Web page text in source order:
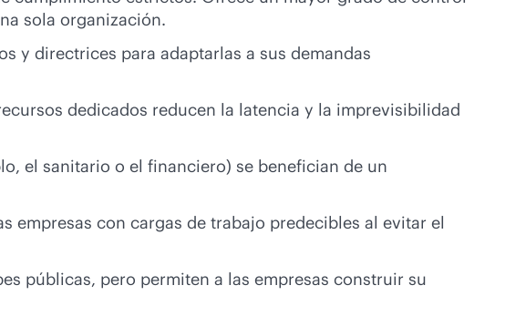
sola organización.
y directrices para adaptarlas a sus demandas
dedicados reducen la latencia y la imprevisibilidad
el sanitario o el financiero) se benefician de un
empresas con cargas de trabajo predecibles al evitar el
públicas, pero permiten a las empresas construir su